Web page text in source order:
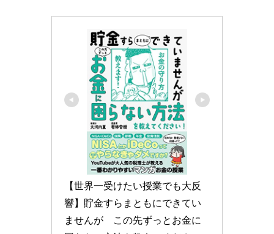
【世界一受けたい授業でも大反
響】貯金すらまともにできてい
ませんが　この先ずっとお金に